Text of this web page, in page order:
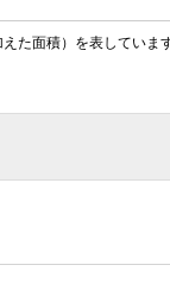
た面積）を表しています